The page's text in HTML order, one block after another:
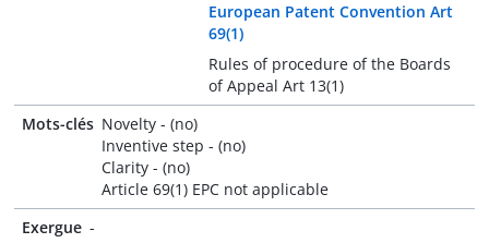
European Patent Convention Art
69(1)
Rules of procedure of the Boards
of Appeal Art 13(1)
Mots-clés Novelty - (no)
Inventive step - (no)
Clarity - (no)
Article 69(1) EPC not applicable
Exergue -